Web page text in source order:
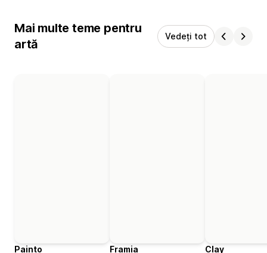
Mai multe teme pentru
artă
Vedeți tot
Painto Framia Clay